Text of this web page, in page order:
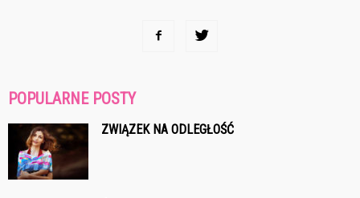
POPULARNE POSTY
ZWIĄZEK NA ODLEGŁOŚĆ